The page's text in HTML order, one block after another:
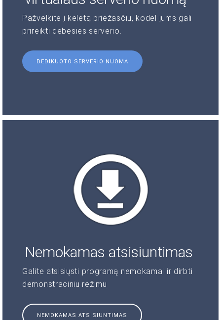
Pažvelkite į keletą priežasčių, kodėl jums gali
prireikti debesies serverio.
DEDIKUOTO SERVERIO NUOMA
Nemokamas atsisiuntimas
Galite atsisiųsti programą nemokamai ir dirbti
demonstraciniu režimu
NEMOKAMAS ATSISIUNTIMAS